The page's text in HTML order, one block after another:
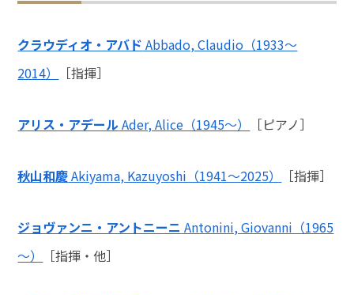
クラウディオ・アバド Abbado, Claudio（1933～
2014）
［指揮］
アリス・アデールAder, Alice（1945～） ［ピアノ］
秋山和慶Akiyama, Kazuyoshi（1941～2025） ［指揮］
ジョヴァンニ・アントニーニ Antonini, Giovanni（1965
～）
［指揮・他］